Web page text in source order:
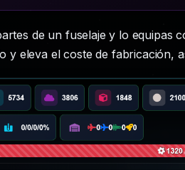
de un fuselaje y lo equipas
y eleva el coste de fabricación,